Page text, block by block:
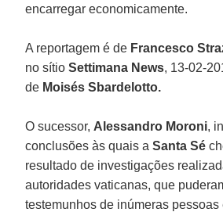
encarregar economicamente.
A reportagem é de Francesco
no sítioSettimana News, 13-02-
de Moisés Sbardelotto.
O sucessor, Alessandro Moroni,
conclusões às quais aSanta Sé
resultado de investigações
autoridades vaticanas, que
testemunhos de inúmeras